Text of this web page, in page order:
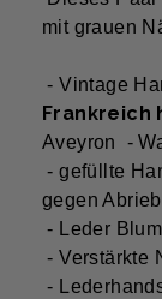
mit grauen
- Vintage
Aveyron -
- gefüllte
gegen Abrieb
- Leder
- Verstärkte
-